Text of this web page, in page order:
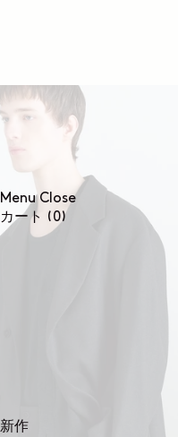
Menu Close
カート
(0) 0個のアイテム
新作